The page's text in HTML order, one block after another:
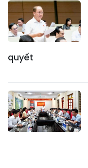
quyết